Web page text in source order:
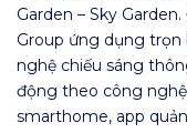
Garden – Sky
Group ứng dụng trọn
nghệ chiếu sáng
động theo công
smarthome, app